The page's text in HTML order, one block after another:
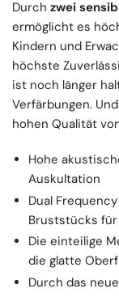
Durch zwei
ermöglicht es
Kindern und
höchste
ist noch länger
Verfärbungen.
hohen Qualität
Hohe
Auskultation
Dual
Bruststücks
Die einteilige
die glatte
Durch das